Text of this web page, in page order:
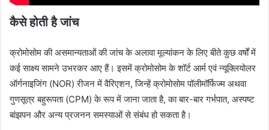
कैसे होती है जांच
क्रोमोसोम की असमान्यताओं की जांच के अलावा मूल्यांकन के लिए बीते कुछ वर्षों में
कई साक्ष्य सामने उभरकर आए हैं। इसमें क्रोमोसोम के शॉर्ट आर्म एवं न्‍यूक्लियोलर
ऑर्गनाइजिंग (NOR) रीजन में वैरिएशन, जिन्हें क्रोमोसोम पॉलीमॉर्फिज्‍म अथवा
गुणसूत्र बहुरूपता (CPM) के रूप में जाना जाता है, का बार-बार गर्भपात, अस्पष्ट
बांझपन और अन्य प्रजनन समस्याओं से संबंध हो सकता है।